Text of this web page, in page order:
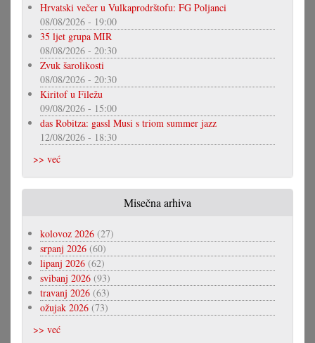
Hrvatski večer u Vulkaprodrštofu: FG Poljanci
08/08/2026 - 19:00
35 ljet grupa MIR
08/08/2026 - 20:30
Zvuk šarolikosti
08/08/2026 - 20:30
Kiritof u Filežu
09/08/2026 - 15:00
das Robitza: gassl Musi s triom summer jazz
12/08/2026 - 18:30
>> već
Misečna arhiva
kolovoz 2026 (27)
srpanj 2026 (60)
lipanj 2026 (62)
svibanj 2026 (93)
travanj 2026 (63)
ožujak 2026 (73)
>> već